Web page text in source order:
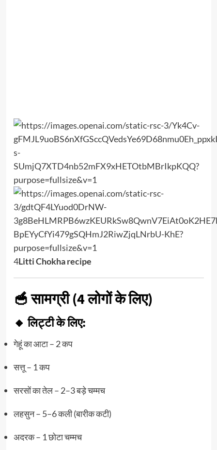
4Litti Chokha recipe
🥣 सामग्री (4 लोगों के लिए)
🔸 लिट्टी के लिए:
गेहूं का आटा – 2 कप
सत्तू – 1 कप
सरसों का तेल – 2–3 बड़े चम्मच
लहसुन – 5–6 कली (बारीक कटी)
अदरक – 1 छोटा चम्मच